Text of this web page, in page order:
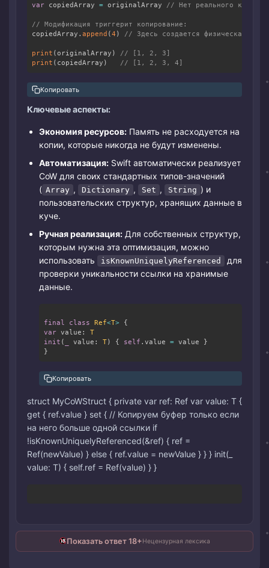
var copiedArray = originalArray // Нет реального
// Модификация триггерит копирование:
copiedArray . append (4 ) // Здесь создается физическая
print (originalArray )
// [1, 2, 3]
print ( copiedArray ) // [1, 2, 3, 4]
Копировать
Ключевые аспекты:
Экономия ресурсов: Память не расходуется на
копии, которые никогда не будут изменены.
Автоматизация: Swift автоматически реализует
CoW для своих стандартных типов-значений
( Array , Dictionary , Set , String ) и
пользовательских структур, хранящих данные в
куче.
Ручная реализация: Для собственных структур,
которым нужна эта оптимизация, можно
использовать
isKnownUniquelyReferenced
для
проверки уникальности ссылки на хранимые
данные.
final class Ref<T>
{
var value :
T
init ( value : T) { self . value = value }
}
Копировать
struct MyCoWStruct { private var ref: Ref var value: T {
get { ref.value } set { // Копируем буфер только если
на него больше одной ссылки if
!isKnownUniquelyReferenced(&ref) { ref =
Ref(newValue) } else { ref.value = newValue } } } init(_
value: T) { self.ref = Ref(value) } }
Показать ответ 18+Нецензурная лексика